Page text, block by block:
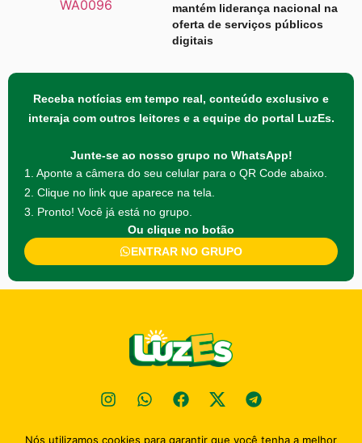
mantém liderança nacional na
oferta de serviços públicos
digitais
Receba notícias em tempo real, conteúdo exclusivo e
interaja com outros leitores e a equipe do portal LuzEs.
Junte-se ao nosso grupo no WhatsApp!
1. Aponte a câmera do seu celular para o QR Code abaixo.
2. Clique no link que aparece na tela.
3. Pronto! Você já está no grupo.
Ou clique no botão
ENTRAR NO GRUPO
Nós utilizamos cookies para garantir que você tenha a melhor